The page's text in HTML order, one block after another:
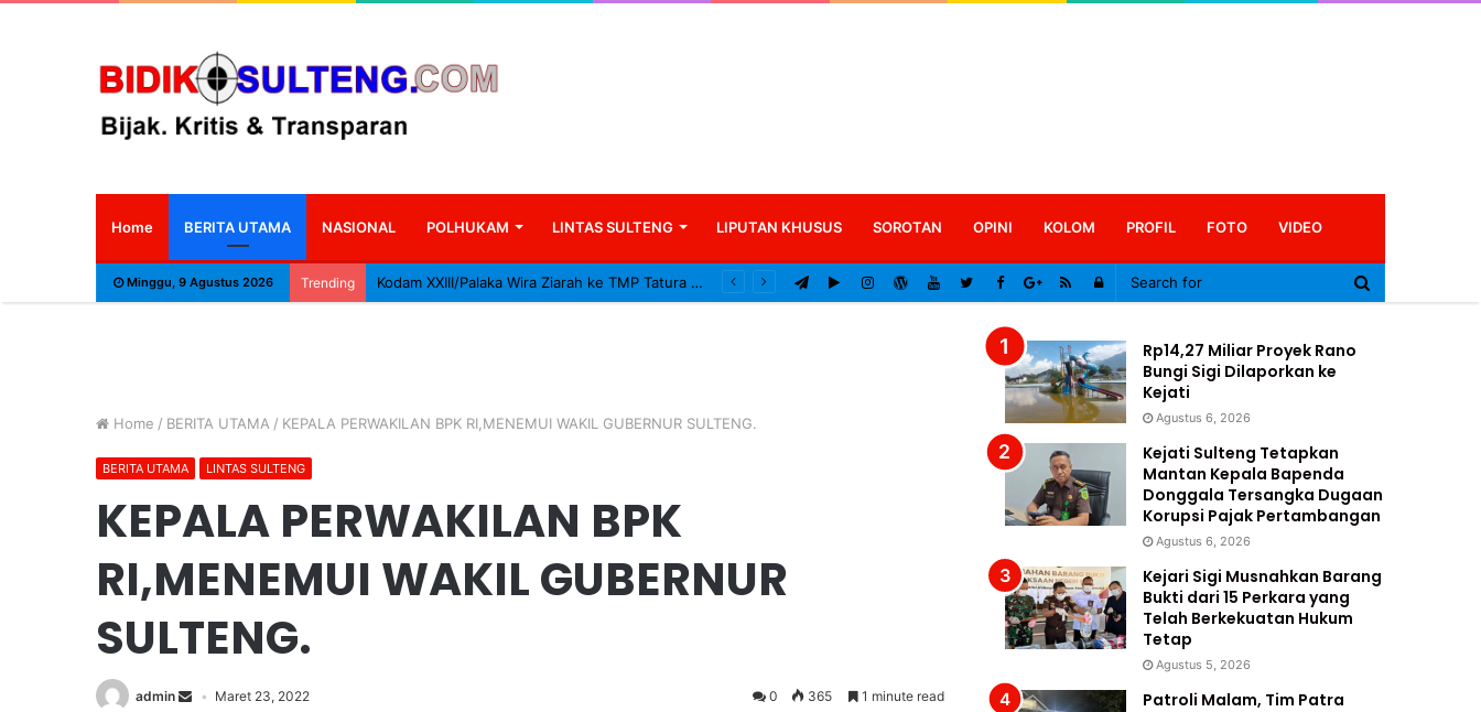
Home BERITA UTAMA NASIONAL POLHUKAM LINTAS SULTENG LIPUTAN KHUSUS SOROTAN OPINI KOLOM PROFIL FOTO VIDEO
Minggu, 9 Agustus 2026 Trending Kodam XXIII/Palaka Wira Ziarah ke TMP Tatura Peringati HUT ke-1 Log
Home / BERITA UTAMA / KEPALA PERWAKILAN BPK RI,MENEMUI WAKIL GUBERNUR SULTENG.
BERITA UTAMA LINTAS SULTENG
KEPALA PERWAKILAN BPK
RI,MENEMUI WAKIL GUBERNUR
SULTENG.
admin Maret 23, 2022 0 365 1 minute read
Rp14,27 Miliar Proyek Rano
Bungi Sigi Dilaporkan ke
Kejati
Agustus 6, 2026
Kejati Sulteng Tetapkan
Mantan Kepala Bapenda
Donggala Tersangka Dugaan
Korupsi Pajak Pertambangan
Agustus 6, 2026
Kejari Sigi Musnahkan Barang
Bukti dari 15 Perkara yang
Telah Berkekuatan Hukum
Tetap
Agustus 5, 2026
Patroli Malam, Tim Patra